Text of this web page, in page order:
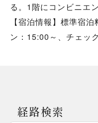
る。1階にコンビニエ
【宿泊情報】標準宿
ン：15:00～、チェッ
経路検索